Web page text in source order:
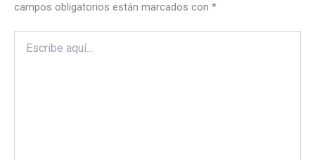
campos obligatorios están marcados con *
aquí...